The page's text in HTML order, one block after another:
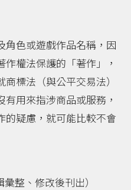
角色或遊戲作品名稱，因
權法保護的「著作」，
標法（與公平交易法）
用來指涉商品或服務，
的疑慮，就可能比較不會
整、修改後刊出）